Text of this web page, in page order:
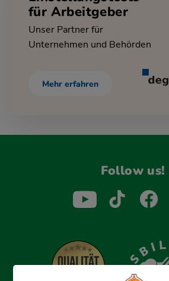
für Arbeitgeber
Unser Partner für
Unternehmen und Behörden
Mehr erfahren
Follow us!